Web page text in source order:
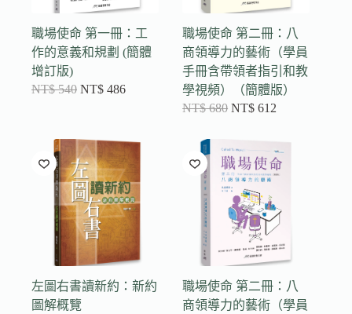
職場使命 第一冊：工
作的意義和規劃 (簡體
增訂版)
NT$540 NT$ 486
職場使命 第二冊：八
商領導力的藝術（學員
手冊含帶領者指引和教
學視頻）（簡體版）
NT$680 NT$ 612
左圖右書讀新約：新約
圖解概覽
職場使命 第二冊：八
商領導力的藝術（學員